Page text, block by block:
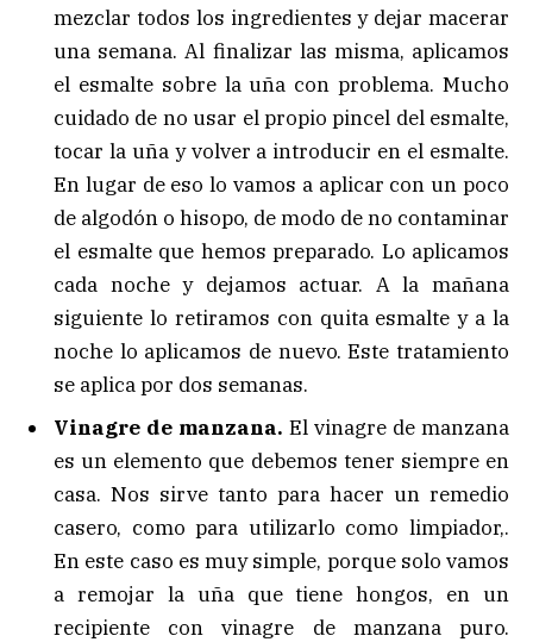
mezclar todos los ingredientes y dejar macerar
una semana. Al finalizar las misma, aplicamos
el esmalte sobre la uña con problema. Mucho
cuidado de no usar el propio pincel del esmalte,
tocar la uña y volver a introducir en el esmalte.
En lugar de eso lo vamos a aplicar con un poco
de algodón o hisopo, de modo de no contaminar
el esmalte que hemos preparado. Lo aplicamos
cada noche y dejamos actuar. A la mañana
siguiente lo retiramos con quita esmalte y a la
noche lo aplicamos de nuevo. Este tratamiento
se aplica por dos semanas.
Vinagre de manzana. El vinagre de manzana
es un elemento que debemos tener siempre en
casa. Nos sirve tanto para hacer un remedio
casero, como para utilizarlo como limpiador,.
En este caso es muy simple, porque solo vamos
a remojar la uña que tiene hongos, en un
recipiente con vinagre de manzana puro.